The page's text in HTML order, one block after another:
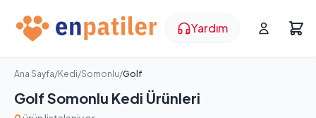
Yardım
Ana Sayfa/Kedi/Somonlu/Golf
Golf Somonlu Kedi Ürünleri